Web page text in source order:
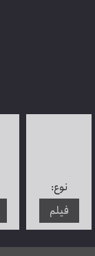
نوع:
فیلم